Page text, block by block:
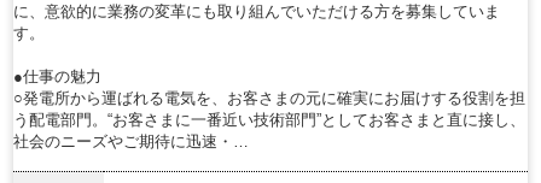
に、意欲的に業務の変革にも取り組んでいただける方を募集していま
す。
●仕事の魅力
○発電所から運ばれる電気を、お客さまの元に確実にお届けする役割を担
う配電部門。“お客さまに一番近い技術部門”としてお客さまと直に接し、
社会のニーズやご期待に迅速・…